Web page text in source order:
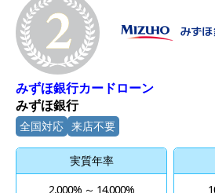
みずほ銀行カードローン
みずほ銀行
全国対応 来店不要
実質年率
2.000% ～ 14.000%